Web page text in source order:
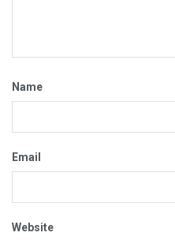
Name
Email
Website